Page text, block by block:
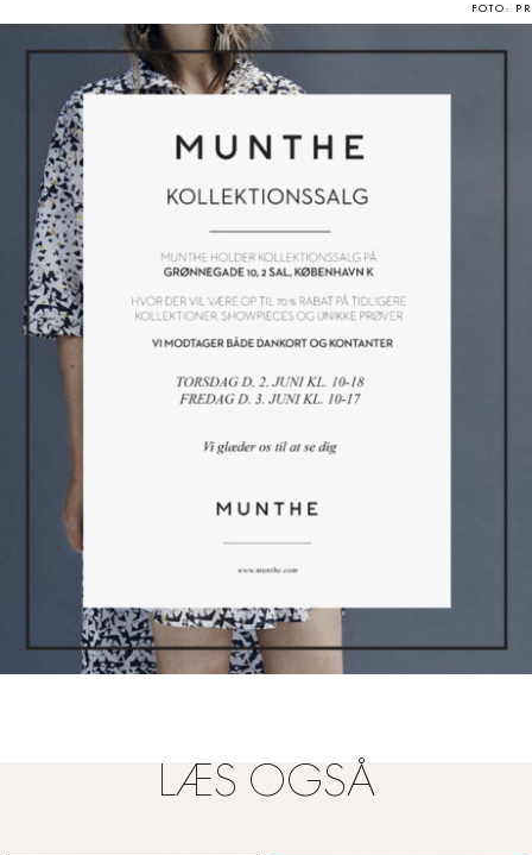
FOTO: PR
LÆS OGSÅ